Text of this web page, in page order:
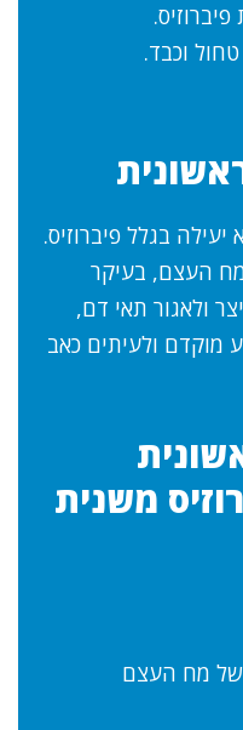
וכבד.
בגלל פיברוזיס.
העצם, בעיקר
ולאגור תאי דם,
מוקדם ולעיתים כאב
משנית
מח העצם